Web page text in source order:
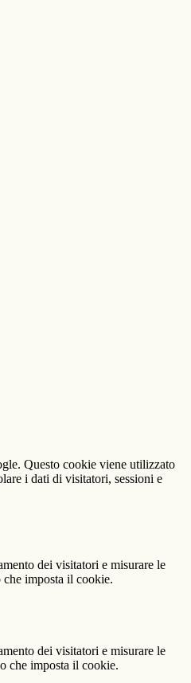
Questo cookie viene utilizzato
i dati di visitatori, sessioni e
dei visitatori e misurare le
imposta il cookie.
dei visitatori e misurare le
che imposta il cookie.